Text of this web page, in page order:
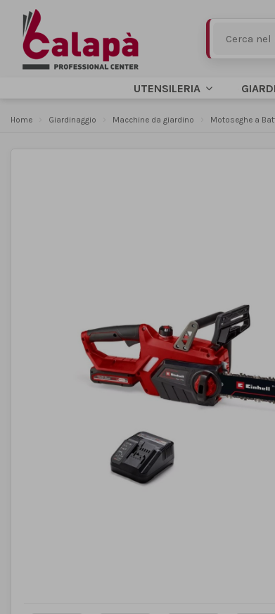
UTENSILERIA
Home Giardinaggio Macchine da giardino Motoseghe a